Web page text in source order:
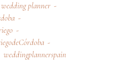
wedding planner
weddingplannerspain